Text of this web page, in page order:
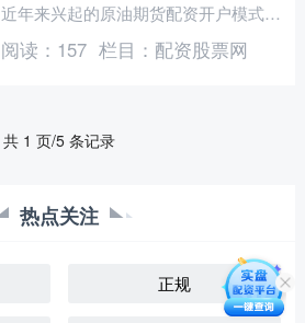
近年来兴起的原油期货配资开户模式，
更是将这一市场的参与门槛大幅降低，
同时提供了高杠杆操作的“....
阅读： 157 栏目： 配资股票网
共 1 页/5 条记录
热点关注
正规